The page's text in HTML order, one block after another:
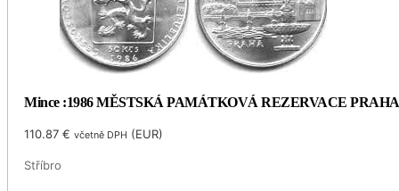
Mince :1986 MĚSTSKÁ PAMÁTKOVÁ REZERVACE PRAHA
110.87€ včetně DPH (EUR)
Stříbro